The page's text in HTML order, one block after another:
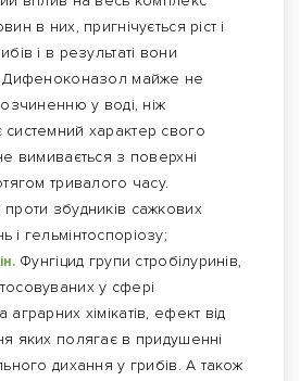
в них, пригнічується ріст і
і в результаті вони
Дифеноконазол майже не
у воді, ніж
характер свого
вимивається з поверхні
тривалого часу.
збудників сажкових
і гельмінтоспоріозу;
Фунгіцид групи стробілуринів,
у сфері
аграрних хімікатів, ефект від
яких полягає в придушенні
дихання у грибів. А також